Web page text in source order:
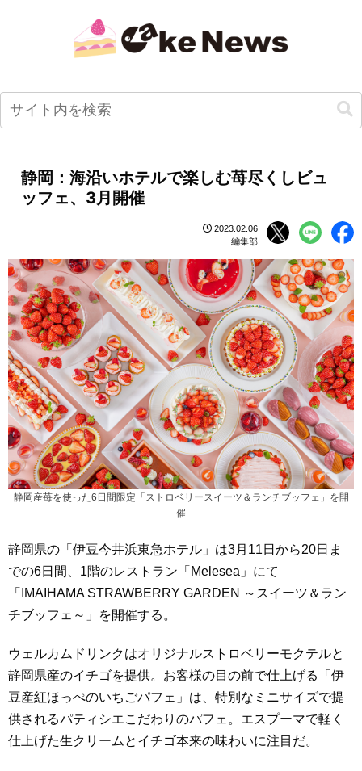
静岡：海沿いホテルで楽しむ苺尽くしビュ
ッフェ、3月開催
2023.02.06
編集部
静岡産苺を使った6日間限定「ストロベリースイーツ＆ランチブッフェ」を開
催
静岡県の「伊豆今井浜東急ホテル」は3月11日から20日ま
での6日間、1階のレストラン「Melesea」にて
「IMAIHAMA STRAWBERRY GARDEN ～スイーツ＆ラン
チブッフェ～」を開催する。
ウェルカムドリンクはオリジナルストロベリーモクテルと
静岡県産のイチゴを提供。お客様の目の前で仕上げる「伊
豆産紅ほっぺのいちごパフェ」は、特別なミニサイズで提
供されるパティシエこだわりのパフェ。エスプーマで軽く
仕上げた生クリームとイチゴ本来の味わいに注目だ。